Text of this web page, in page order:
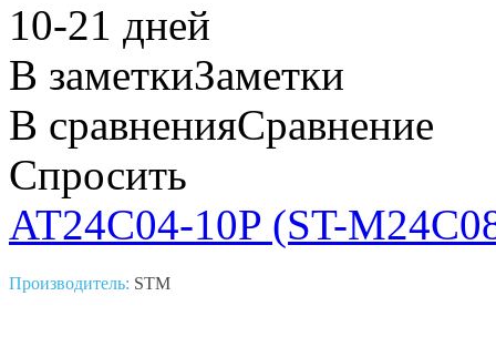
10-21 дней
В заметкиЗаметки
В сравненияСравнение
Спросить
AT24C04-10P (ST-
Производитель: STM